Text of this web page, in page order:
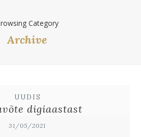
Category
Archive
UUDIS
digiaastast
31/05/2021